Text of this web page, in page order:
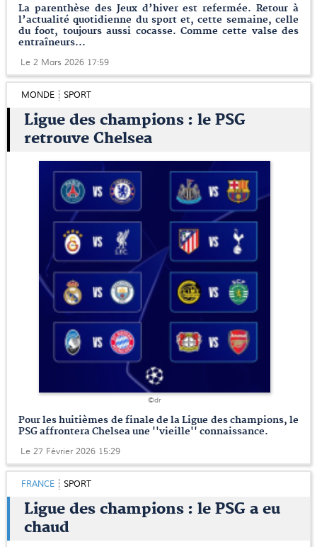
La parenthèse des Jeux d’hiver est refermée. Retour à
l’actualité quotidienne du sport et, cette semaine, celle
du foot, toujours aussi cocasse. Comme cette valse des
entraîneurs...
Le 2 Mars 2026 17:59
MONDE SPORT
Ligue des champions : le PSG
retrouve Chelsea
©dr
Pour les huitièmes de finale de la Ligue des champions, le
PSG affrontera Chelsea une ''vieille'' connaissance.
Le 27 Février 2026 15:29
FRANCE SPORT
Ligue des champions : le PSG a eu
chaud